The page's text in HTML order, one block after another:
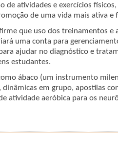
de atividades e exercícios
de uma vida mais ativa e
que uso dos treinamentos e
uma conta para
ajudar no diagnóstico e
estudantes.
ábaco (um instrumento
em grupo, apostilas
atividade aeróbica para os